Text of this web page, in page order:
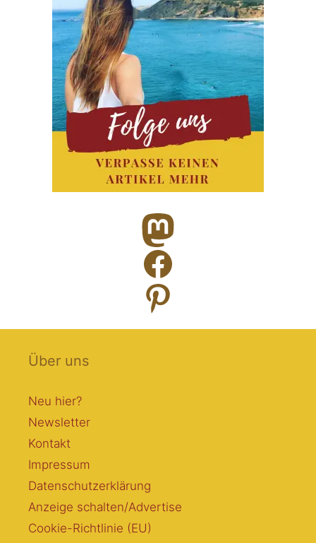
Mastodon
Facebook
Pinterest
Über uns
Neu hier?
Newsletter
Kontakt
Impressum
Datenschutzerklärung
Anzeige schalten/Advertise
Cookie-Richtlinie (EU)